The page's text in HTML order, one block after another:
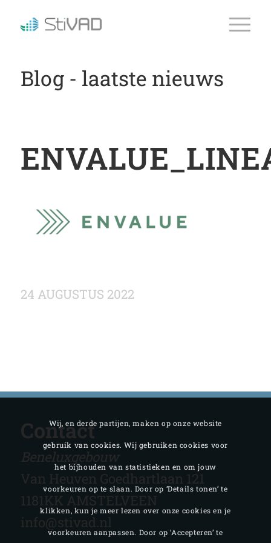
Blog - laatste nieuws
24 AUGUSTUS 2022
Contact
Beneluxgebouw
Van Heuven Goedhartlaan 121
1181KK AMSTELVEEN
info@stivad.nl
Wij, en derde partijen, maken op onze website
gebruik van cookies. Wij gebruiken cookies voor
het bijhouden van statistieken en om jouw
voorkeuren op te slaan. Door op ‘Details tonen’ te
klikken, kun je meer lezen over onze cookies en je
voorkeuren aanpassen. Door op ‘Accepteren’ te